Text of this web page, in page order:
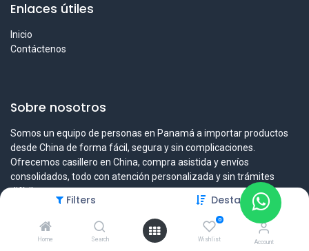
Filters Destacado
Home Search
0
Wishlist Account
Enlaces útiles
Inicio
Contáctenos
Sobre nosotros
Somos un equipo de personas en Panamá a importar productos
desde China de forma fácil, segura y sin complicaciones.
Ofrecemos casillero en China, compra asistida y envíos
consolidados, todo con atención personalizada y sin trámites
difíciles.